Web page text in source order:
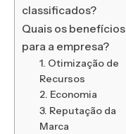
classificados?
Quais os benefícios
para a empresa?
1. Otimização de
Recursos
2. Economia
3. Reputação da
Marca